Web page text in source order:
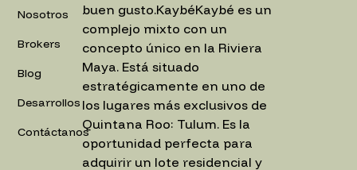
buen gusto.KaybéKaybé es un
complejo mixto con un
concepto único en la Riviera
Maya. Está situado
estratégicamente en uno de
los lugares más exclusivos de
Quintana Roo: Tulum. Es la
oportunidad perfecta para
adquirir un lote residencial y
Nosotros
Brokers
Blog
Desarrollos
Contáctanos